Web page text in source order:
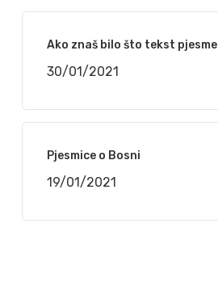
Ako znaš bilo što tekst pjesme
30/01/2021
Pjesmice o Bosni
19/01/2021